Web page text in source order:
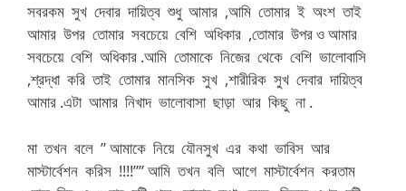
সবরকম সুখ দেবার দায়িত্ব শুধু আমার ,আমি তোমার ই অংশ তাই
আমার উপর তোমার সবচেয়ে বেশি অধিকার ,তোমার উপর ও আমার
সবচেয়ে বেশি অধিকার .আমি তোমাকে নিজের থেকে বেশি ভালোবাসি
,শ্রদ্ধা করি তাই তোমার মানসিক সুখ ,শারীরিক সুখ দেবার দায়িত্ব
আমার .এটা আমার নিখাদ ভালোবাসা ছাড়া আর কিছু না .
মা তখন বলে ” আমাকে নিয়ে যৌনসুখ এর কথা ভাবিস আর
মাস্টার্বেশন করিস !!!!”” আমি তখন বলি আগে মাস্টার্বেশন করতাম